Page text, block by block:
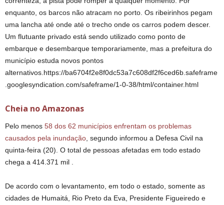
enquanto, os barcos não atracam no porto. Os ribeirinhos pegam
uma lancha até onde até o trecho onde os carros podem descer.
Um flutuante privado está sendo utilizado como ponto de
embarque e desembarque temporariamente, mas a prefeitura do
município estuda novos pontos
alternativos.https://ba6704f2e8f0dc53a7c608df2f6ced6b.safeframe
.googlesyndication.com/safeframe/1-0-38/html/container.html
Cheia no Amazonas
Pelo menos 58 dos 62 municípios enfrentam os problemas
causados pela inundação , segundo informou a Defesa Civil na
quinta-feira (20). O total de pessoas afetadas em todo estado
chega a 414.371 mil .
De acordo com o levantamento, em todo o estado, somente as
cidades de Humaitá, Rio Preto da Eva, Presidente Figueiredo e